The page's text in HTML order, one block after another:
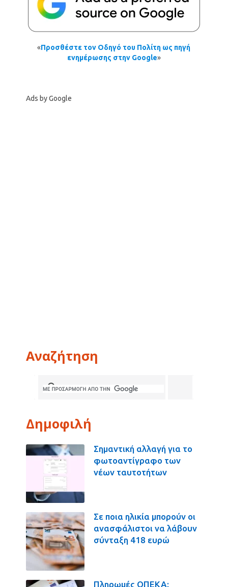
«Προσθέστε τον Οδηγό του Πολίτη ως πηγή
ενημέρωσης στην Google»
Ads by Google
Αναζήτηση
Δημοφιλή
Σημαντική αλλαγή για το
φωτοαντίγραφο των
νέων ταυτοτήτων
Σε ποια ηλικία μπορούν οι
ανασφάλιστοι να λάβουν
σύνταξη 418 ευρώ
Πληρωμές ΟΠΕΚΑ: